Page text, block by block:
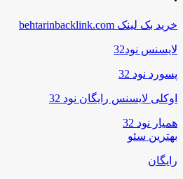
خرید بک لینک behtarinbacklink.com
لایسنس نود32
پسورد نود 32
اوکلی لایسنس رایگان نود 32
همیار نود 32
بهترین سئو
رایگان